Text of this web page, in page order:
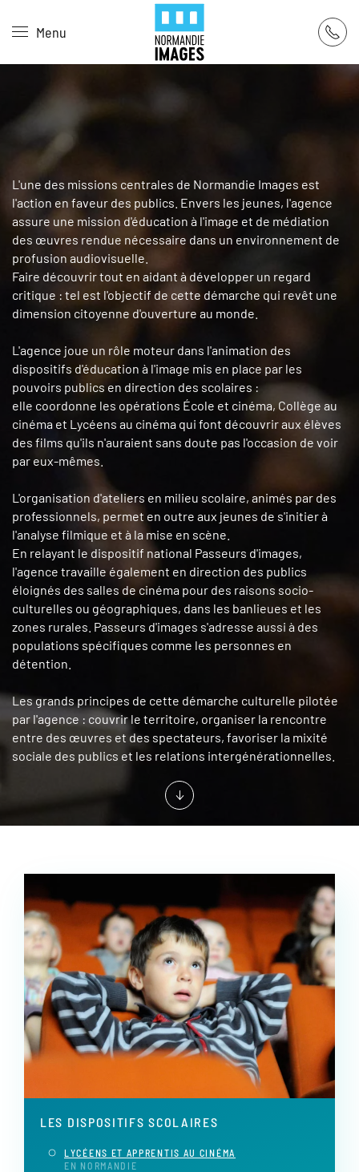
Skip to main content
Menu
L'une des missions centrales de Normandie Images est
l'action en faveur des publics. Envers les jeunes, l'agence
assure une mission d'éducation à l'image et de médiation
des œuvres rendue nécessaire dans un environnement de
profusion audiovisuelle.
Faire découvrir tout en aidant à développer un regard
critique : tel est l'objectif de cette démarche qui revêt une
dimension citoyenne d'ouverture au monde.
L'agence joue un rôle moteur dans l'animation des
dispositifs d'éducation à l'image mis en place par les
pouvoirs publics en direction des scolaires :
elle coordonne les opérations École et cinéma, Collège au
cinéma et Lycéens au cinéma qui font découvrir aux élèves
des films qu'ils n'auraient sans doute pas l'occasion de voir
par eux-mêmes.
L'organisation d'ateliers en milieu scolaire, animés par des
professionnels, permet en outre aux jeunes de s'initier à
l'analyse filmique et à la mise en scène.
En relayant le dispositif national Passeurs d'images,
l'agence travaille également en direction des publics
éloignés des salles de cinéma pour des raisons socio-
culturelles ou géographiques, dans les banlieues et les
zones rurales. Passeurs d'images s'adresse aussi à des
populations spécifiques comme les personnes en
détention.
Les grands principes de cette démarche culturelle pilotée
par l'agence : couvrir le territoire, organiser la rencontre
entre des œuvres et des spectateurs, favoriser la mixité
sociale des publics et les relations intergénérationnelles.
LES DISPOSITIFS SCOLAIRES
LYCÉENS ET APPRENTIS AU CINÉMA
EN NORMANDIE
Panneau de gestion des cookies